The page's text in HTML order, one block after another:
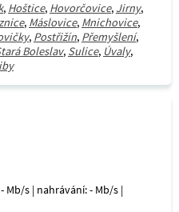
, Hoštice, Hovorčovice, Jirny,
, Máslovice, Mnichovice,
, Postřižín, Přemyšlení,
Boleslav, Sulice, Úvaly,
Mb/s | nahrávání: - Mb/s |